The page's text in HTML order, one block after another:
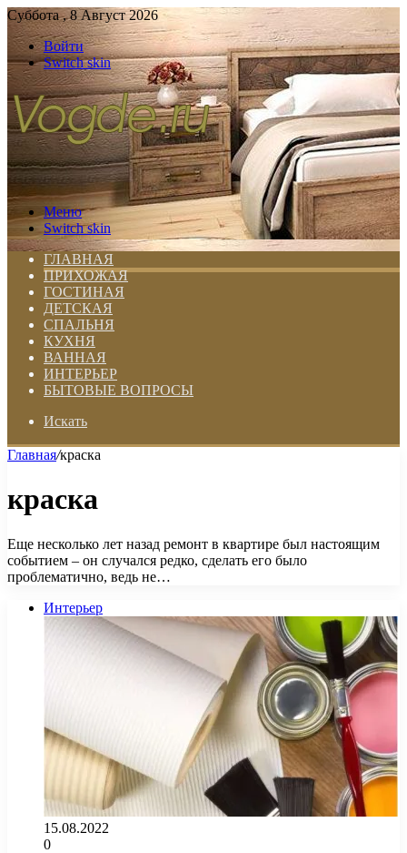
Суббота , 8 Август 2026
Войти
Switch skin
Меню
Switch skin
ГЛАВНАЯ
ПРИХОЖАЯ
ГОСТИНАЯ
ДЕТСКАЯ
СПАЛЬНЯ
КУХНЯ
ВАННАЯ
ИНТЕРЬЕР
БЫТОВЫЕ ВОПРОСЫ
Искать
Главная/краска
краска
Еще несколько лет назад ремонт в квартире был настоящим
событием – он случался редко, сделать его было
проблематично, ведь не…
Интерьер
15.08.2022
0